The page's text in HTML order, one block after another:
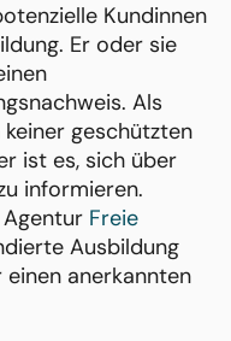
Kundinnen
Er oder sie
Als
geschützten
ist es, sich über
informieren.
Freie
Ausbildung
anerkannten